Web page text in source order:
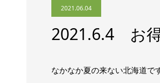
2021.06.04
2021.6.4 お
なかなか夏の来ない北海道で